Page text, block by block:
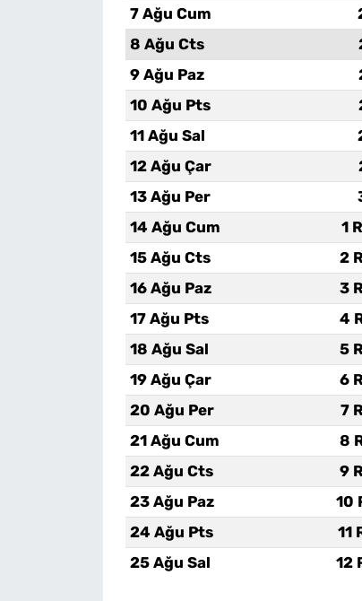
7 Ağu Cum
8 Ağu Cts
9 Ağu Paz
10 Ağu Pts
11 Ağu Sal
12 Ağu Çar
13 Ağu Per
14 Ağu Cum
1
15 Ağu Cts
2
16 Ağu Paz
3
17 Ağu Pts
4
18 Ağu Sal
5
19 Ağu Çar
6
20 Ağu Per
7
21 Ağu Cum
8
22 Ağu Cts
9
23 Ağu Paz
10
24 Ağu Pts
11
25 Ağu Sal
12